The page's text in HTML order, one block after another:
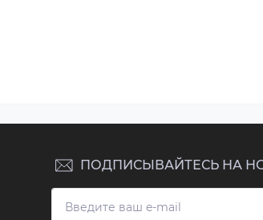
ПОДПИСЫВАЙТЕСЬ НА